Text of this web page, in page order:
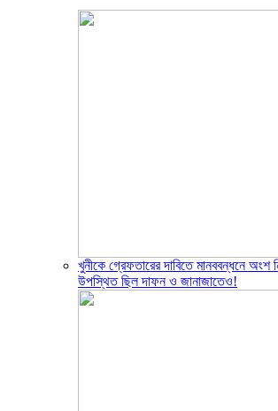
খুনীকে গ্রেফতারের দাবিতে মানববন্ধনে অংশ
উপস্থিত ছিল দাফন ও জানাজাতেও!